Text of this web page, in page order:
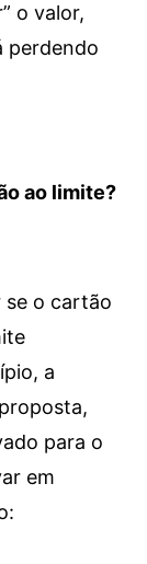
o valor,
perdendo
ao limite?
se o cartão
a
para o
em